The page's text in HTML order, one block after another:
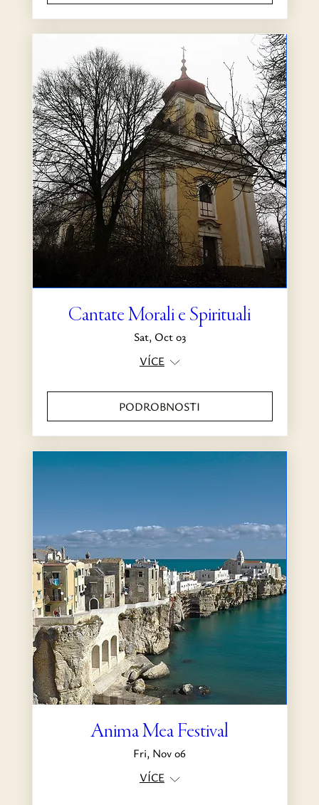
Cantate Morali e Spirituali
Sat, Oct 03
VÍCE
PODROBNOSTI
Anima Mea Festival
Fri, Nov 06
VÍCE